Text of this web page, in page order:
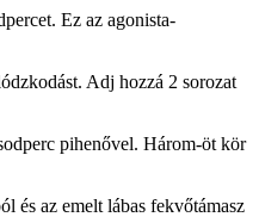
Ez az agonista-
Adj hozzá 2 sorozat
pihenővel. Három-öt kör
és az emelt lábas fekvőtámasz